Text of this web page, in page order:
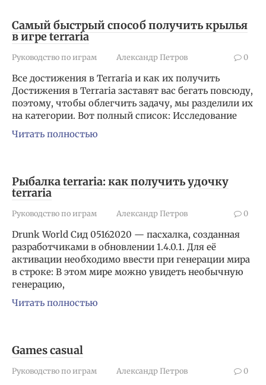
Самый быстрый способ получить крылья
в игре terraria
Руководство по играм Александр Петров 0
Все достижения в Terraria и как их получить
Достижения в Terraria заставят вас бегать повсюду,
поэтому, чтобы облегчить задачу, мы разделили их
на категории. Вот полный список: Исследование
Читать полностью
Рыбалка terraria: как получить удочку
terraria
Руководство по играм Александр Петров 0
Drunk World Сид 05162020 — пасхалка, созданная
разработчиками в обновлении 1.4.0.1. Для её
активации необходимо ввести при генерации мира
в строке: В этом мире можно увидеть необычную
генерацию,
Читать полностью
Games casual
Руководство по играм Александр Петров 0